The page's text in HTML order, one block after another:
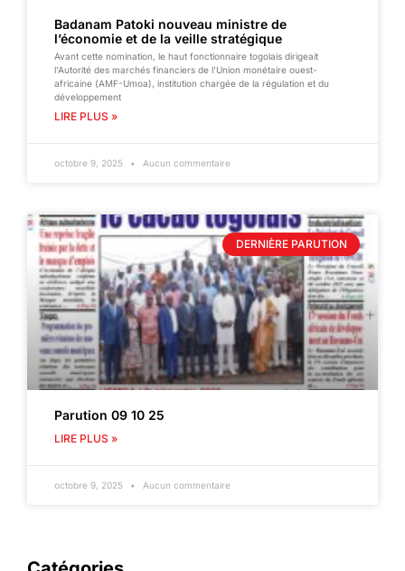
Badanam Patoki nouveau ministre de
l’économie et de la veille stratégique
Avant cette nomination, le haut fonctionnaire togolais dirigeait
l’Autorité des marchés financiers de l’Union monétaire ouest-
africaine (AMF-Umoa), institution chargée de la régulation et du
développement
LIRE PLUS »
octobre 9, 2025 Aucun commentaire
DERNIÈRE PARUTION
Parution 09 10 25
LIRE PLUS »
octobre 9, 2025 Aucun commentaire